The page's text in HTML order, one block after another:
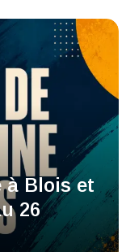
à Blois et
26